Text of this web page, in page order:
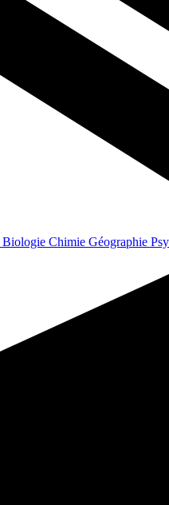
Biologie Chimie Géographie